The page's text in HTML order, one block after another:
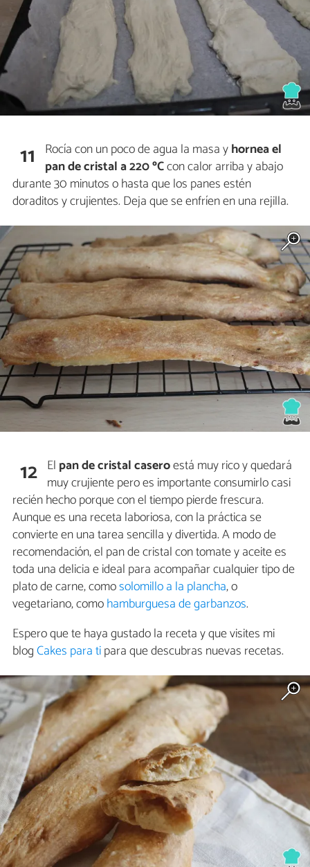
11 Rocía con un poco de agua la masa yhornea el
pan de cristal a 220 ºCcon calor arriba y abajo
durante 30 minutos o hasta que los panes estén
doraditos y crujientes. Deja que se enfríen en una rejilla.
12 El pan de cristal caseroestá muy rico y quedará
muy crujiente pero es importante consumirlo casi
recién hecho porque con el tiempo pierde frescura.
Aunque es una receta laboriosa, con la práctica se
convierte en una tarea sencilla y divertida. A modo de
recomendación, el pan de cristal con tomate y aceite es
toda una delicia e ideal para acompañar cualquier tipo de
plato de carne, comosolomillo a la plancha, o
vegetariano, comohamburguesa de garbanzos.
Espero que te haya gustado la receta y que visites mi
blogCakes para tipara que descubras nuevas recetas.